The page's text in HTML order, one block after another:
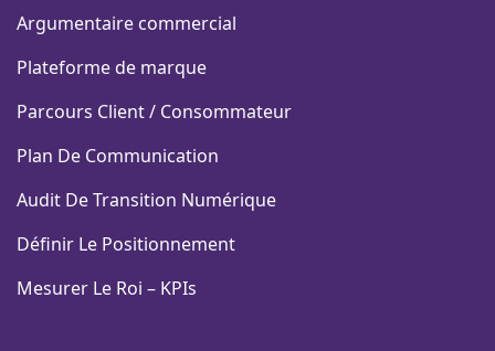
Argumentaire commercial
Plateforme de marque
Parcours Client / Consommateur
Plan De Communication
Audit De Transition Numérique
Définir Le Positionnement
Mesurer Le Roi – KPIs